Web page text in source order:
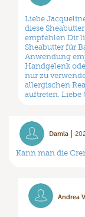
Liebe
diese
empfehlen Dir
Sheabutter für
Anwendung
Handgelenk
nur zu
allergischen
auftreten. Liebe
Damla
Kann man die
Andrea